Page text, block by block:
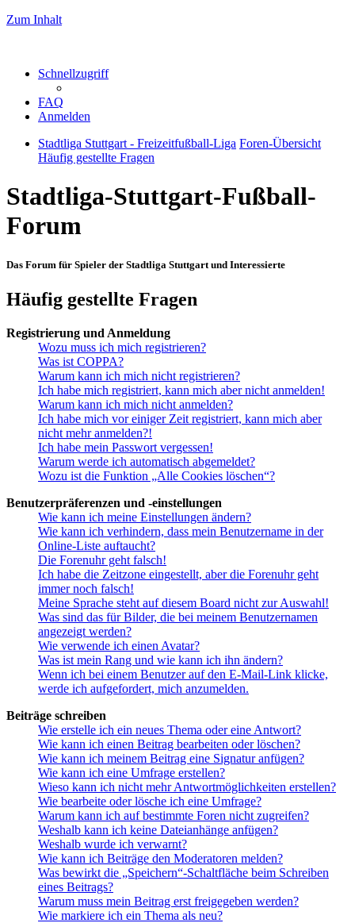
Zum Inhalt
Schnellzugriff
FAQ
Anmelden
Stadtliga Stuttgart - Freizeitfußball-Liga Foren-Übersicht
Häufig gestellte Fragen
Stadtliga-Stuttgart-Fußball-
Forum
Das Forum für Spieler der Stadtliga Stuttgart und Interessierte
Häufig gestellte Fragen
Registrierung und Anmeldung
Wozu muss ich mich registrieren?
Was ist COPPA?
Warum kann ich mich nicht registrieren?
Ich habe mich registriert, kann mich aber nicht anmelden!
Warum kann ich mich nicht anmelden?
Ich habe mich vor einiger Zeit registriert, kann mich aber
nicht mehr anmelden?!
Ich habe mein Passwort vergessen!
Warum werde ich automatisch abgemeldet?
Wozu ist die Funktion „Alle Cookies löschen“?
Benutzerpräferenzen und -einstellungen
Wie kann ich meine Einstellungen ändern?
Wie kann ich verhindern, dass mein Benutzername in der
Online-Liste auftaucht?
Die Forenuhr geht falsch!
Ich habe die Zeitzone eingestellt, aber die Forenuhr geht
immer noch falsch!
Meine Sprache steht auf diesem Board nicht zur Auswahl!
Was sind das für Bilder, die bei meinem Benutzernamen
angezeigt werden?
Wie verwende ich einen Avatar?
Was ist mein Rang und wie kann ich ihn ändern?
Wenn ich bei einem Benutzer auf den E-Mail-Link klicke,
werde ich aufgefordert, mich anzumelden.
Beiträge schreiben
Wie erstelle ich ein neues Thema oder eine Antwort?
Wie kann ich einen Beitrag bearbeiten oder löschen?
Wie kann ich meinem Beitrag eine Signatur anfügen?
Wie kann ich eine Umfrage erstellen?
Wieso kann ich nicht mehr Antwortmöglichkeiten erstellen?
Wie bearbeite oder lösche ich eine Umfrage?
Warum kann ich auf bestimmte Foren nicht zugreifen?
Weshalb kann ich keine Dateianhänge anfügen?
Weshalb wurde ich verwarnt?
Wie kann ich Beiträge den Moderatoren melden?
Was bewirkt die „Speichern“-Schaltfläche beim Schreiben
eines Beitrags?
Warum muss mein Beitrag erst freigegeben werden?
Wie markiere ich ein Thema als neu?